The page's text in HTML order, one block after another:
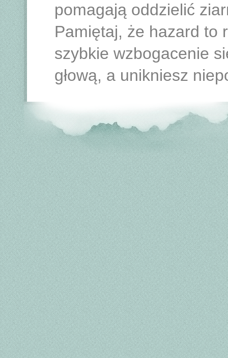
pomagają oddzielić
Pamiętaj, że hazard to
szybkie wzbogacenie
głową, a unikniesz